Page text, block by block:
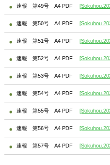
速報 第49号 A4 PDF
速報 第50号 A4 PDF
速報 第51号 A4 PDF
速報 第52号 A4 PDF
速報 第53号 A4 PDF
速報 第54号 A4 PDF
速報 第55号 A4 PDF
速報 第56号 A4 PDF
速報 第57号 A4 PDF